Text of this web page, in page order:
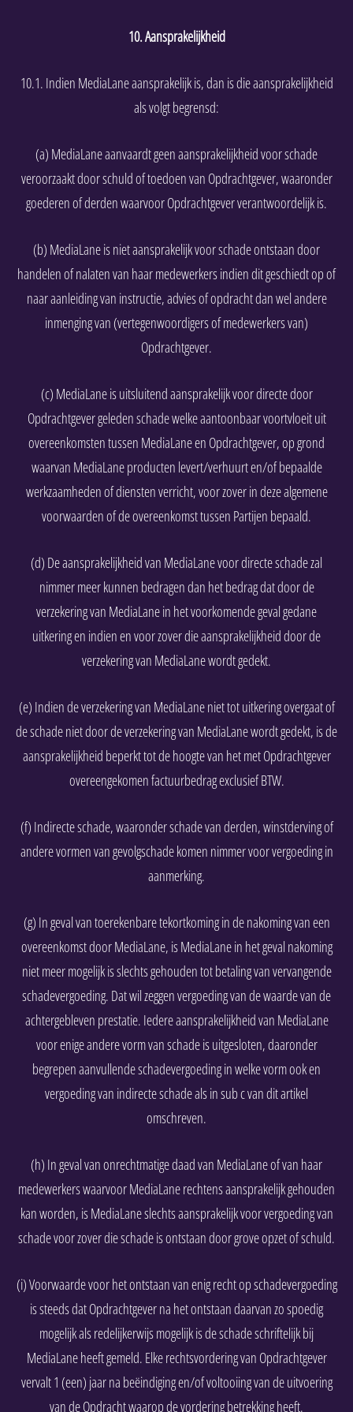
10. Aansprakelijkheid
10.1. Indien MediaLane aansprakelijk is, dan is die aansprakelijkheid
als volgt begrensd:
(a) MediaLane aanvaardt geen aansprakelijkheid voor schade
veroorzaakt door schuld of toedoen van Opdrachtgever, waaronder
goederen of derden waarvoor Opdrachtgever verantwoordelijk is.
(b) MediaLane is niet aansprakelijk voor schade ontstaan door
handelen of nalaten van haar medewerkers indien dit geschiedt op of
naar aanleiding van instructie, advies of opdracht dan wel andere
inmenging van (vertegenwoordigers of medewerkers van)
Opdrachtgever.
(c) MediaLane is uitsluitend aansprakelijk voor directe door
Opdrachtgever geleden schade welke aantoonbaar voortvloeit uit
overeenkomsten tussen MediaLane en Opdrachtgever, op grond
waarvan MediaLane producten levert/verhuurt en/of bepaalde
werkzaamheden of diensten verricht, voor zover in deze algemene
voorwaarden of de overeenkomst tussen Partijen bepaald.
(d) De aansprakelijkheid van MediaLane voor directe schade zal
nimmer meer kunnen bedragen dan het bedrag dat door de
verzekering van MediaLane in het voorkomende geval gedane
uitkering en indien en voor zover die aansprakelijkheid door de
verzekering van MediaLane wordt gedekt.
(e) Indien de verzekering van MediaLane niet tot uitkering overgaat of
de schade niet door de verzekering van MediaLane wordt gedekt, is de
aansprakelijkheid beperkt tot de hoogte van het met Opdrachtgever
overeengekomen factuurbedrag exclusief BTW.
(f) Indirecte schade, waaronder schade van derden, winstderving of
andere vormen van gevolgschade komen nimmer voor vergoeding in
aanmerking.
(g) In geval van toerekenbare tekortkoming in de nakoming van een
overeenkomst door MediaLane, is MediaLane in het geval nakoming
niet meer mogelijk is slechts gehouden tot betaling van vervangende
schadevergoeding. Dat wil zeggen vergoeding van de waarde van de
achtergebleven prestatie. Iedere aansprakelijkheid van MediaLane
voor enige andere vorm van schade is uitgesloten, daaronder
begrepen aanvullende schadevergoeding in welke vorm ook en
vergoeding van indirecte schade als in sub c van dit artikel
omschreven.
(h) In geval van onrechtmatige daad van MediaLane of van haar
medewerkers waarvoor MediaLane rechtens aansprakelijk gehouden
kan worden, is MediaLane slechts aansprakelijk voor vergoeding van
schade voor zover die schade is ontstaan door grove opzet of schuld.
(i) Voorwaarde voor het ontstaan van enig recht op schadevergoeding
is steeds dat Opdrachtgever na het ontstaan daarvan zo spoedig
mogelijk als redelijkerwijs mogelijk is de schade schriftelijk bij
MediaLane heeft gemeld. Elke rechtsvordering van Opdrachtgever
vervalt 1 (een) jaar na beëindiging en/of voltooiing van de uitvoering
van de Opdracht waarop de vordering betrekking heeft.